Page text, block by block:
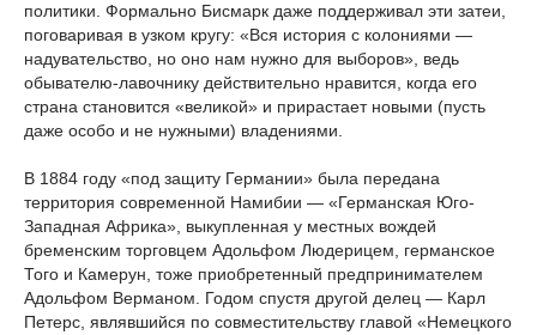
политики. Формально Бисмарк даже поддерживал эти затеи,
поговаривая в узком кругу: «Вся история с колониями —
надувательство, но оно нам нужно для выборов», ведь
обывателю-лавочнику действительно нравится, когда его
страна становится «великой» и прирастает новыми (пусть
даже особо и не нужными) владениями.
В 1884 году «под защиту Германии» была передана
территория современной Намибии — «Германская Юго-
Западная Африка», выкупленная у местных вождей
бременским торговцем Адольфом Людерицем, германское
Того и Камерун, тоже приобретенный предпринимателем
Адольфом Верманом. Годом спустя другой делец — Карл
Петерс, являвшийся по совместительству главой «Немецкого